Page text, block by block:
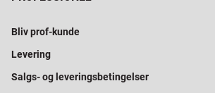
Bliv prof-kunde
Levering
Salgs- og leveringsbetingelser